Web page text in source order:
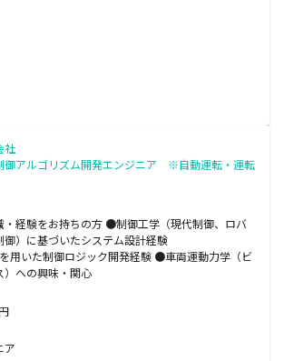
社
御アルゴリズム開発エンジニア ※自動運転・運転
・経験をお持ちの方 ●制御工学（現代制御、ロバ
御）に基づいたシステム設計経験
用いた制御ロジック開発経験 ●車両運動力学（ビ
）への興味・関心
ア